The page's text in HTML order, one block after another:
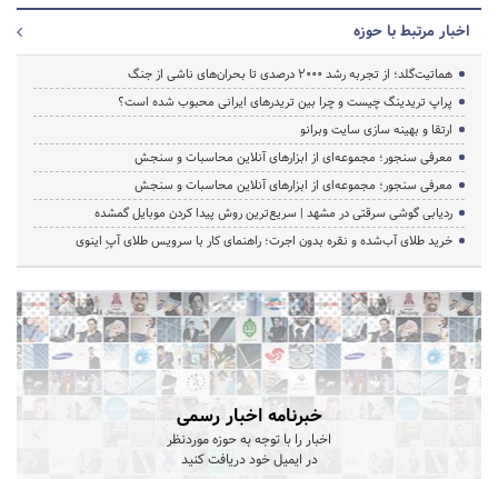
اخبار مرتبط با حوزه
هماتیت‌گلد؛ از تجربه رشد ۲۰۰۰ درصدی تا بحران‌های ناشی از جنگ
پراپ تریدینگ چیست و چرا بین تریدرهای ایرانی محبوب شده است؟
ارتقا و بهینه سازی سایت وبرانو
معرفی سنجور؛ مجموعه‌ای از ابزارهای آنلاین محاسبات و سنجش
معرفی سنجور؛ مجموعه‌ای از ابزارهای آنلاین محاسبات و سنجش
ردیابی گوشی سرقتی در مشهد | سریع‌ترین روش پیدا کردن موبایل گمشده
خرید طلای آب‌شده و نقره بدون اجرت؛ راهنمای کار با سرویس طلای آپِ اینوی
خبرنامه اخبار رسمی
اخبار را با توجه به حوزه موردنظر
در ایمیل خود دریافت کنید